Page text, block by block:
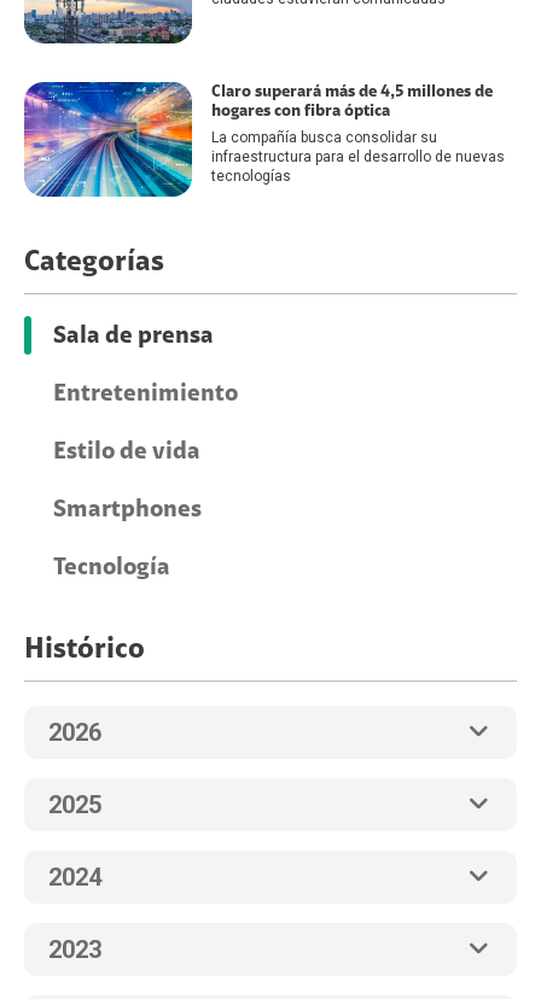
Claro superará más de 4,5 millones de
hogares con fibra óptica
La compañía busca consolidar su
infraestructura para el desarrollo de nuevas
tecnologías
Categorías
Sala de prensa
Entretenimiento
Estilo de vida
Smartphones
Tecnología
Histórico
2026
2025
2024
2023